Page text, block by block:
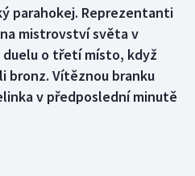
parahokej. Reprezentanti
mistrovství světa v
duelu o třetí místo, když
bronz. Vítěznou branku
v předposlední minutě